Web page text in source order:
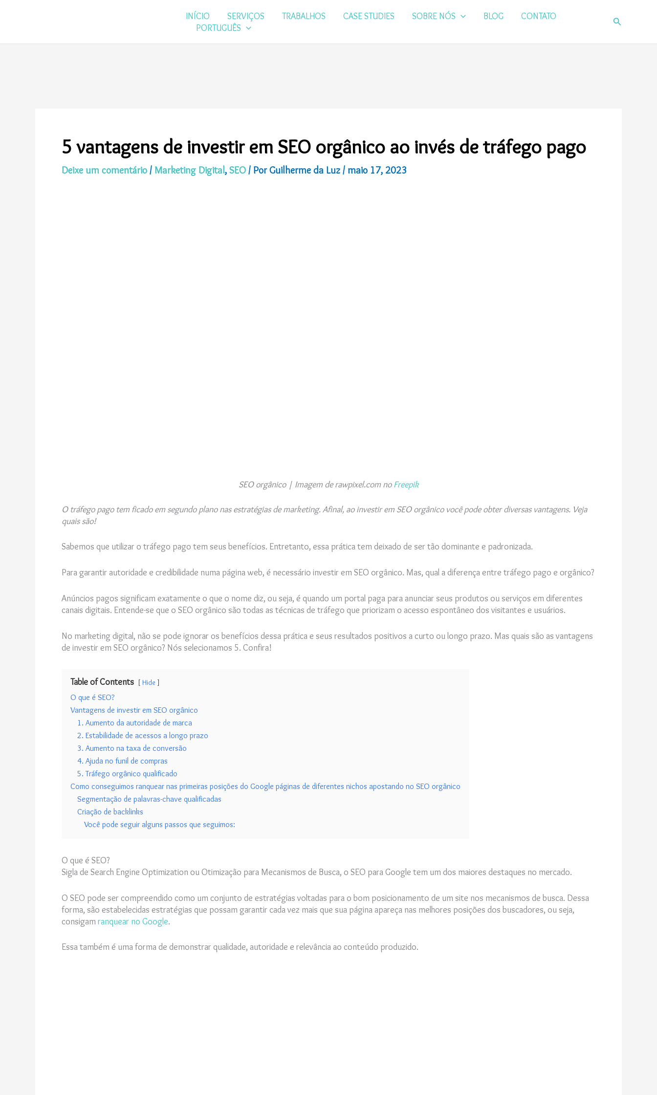
INÍCIO SERVIÇOS TRABALHOS CASE STUDIES SOBRE NÓS BLOG
CONTATO
PORTUGUÊS
Pesquisar
5 vantagens de investir em SEO orgânico ao invés de tráfego pago
Deixe um comentário / Marketing Digital, SEO / PorGuilherme da Luz / maio 17, 2023
SEO orgânico | Imagem de rawpixel.com noFreepik
O tráfego pago tem ficado em segundo plano nas estratégias de marketing. Afinal, ao investir em SEO orgânico você pode obter diversas vantagens. Veja
quais são!
Sabemos que utilizar o tráfego pago tem seus benefícios. Entretanto, essa prática tem deixado de ser tão dominante e padronizada.
Para garantir autoridade e credibilidade numa página web, é necessário investir em SEO orgânico. Mas, qual a diferença entre tráfego pago e orgânico?
Anúncios pagos significam exatamente o que o nome diz, ou seja, é quando um portal paga para anunciar seus produtos ou serviços em diferentes
canais digitais. Entende-se que o SEO orgânico são todas as técnicas de tráfego que priorizam o acesso espontâneo dos visitantes e usuários.
No marketing digital, não se pode ignorar os benefícios dessa prática e seus resultados positivos a curto ou longo prazo. Mas quais são as vantagens
de investir em SEO orgânico? Nós selecionamos 5. Confira!
Table of Contents Hide
O que é SEO?
Vantagens de investir em SEO orgânico
1. Aumento da autoridade de marca
2. Estabilidade de acessos a longo prazo
3. Aumento na taxa de conversão
4. Ajuda no funil de compras
5. Tráfego orgânico qualificado
Como conseguimos ranquear nas primeiras posições do Google páginas de diferentes nichos apostando no SEO orgânico
Segmentação de palavras-chave qualificadas
Criação de backlinks
Você pode seguir alguns passos que seguimos:
O que é SEO?
Sigla de Search Engine Optimization ou Otimização para Mecanismos de Busca, o SEO para Google tem um dos maiores destaques no mercado.
O SEO pode ser compreendido como um conjunto de estratégias voltadas para o bom posicionamento de um site nos mecanismos de busca. Dessa
forma, são estabelecidas estratégias que possam garantir cada vez mais que sua página apareça nas melhores posições dos buscadores, ou seja,
consigamranquear no Google.
Essa também é uma forma de demonstrar qualidade, autoridade e relevância ao conteúdo produzido.